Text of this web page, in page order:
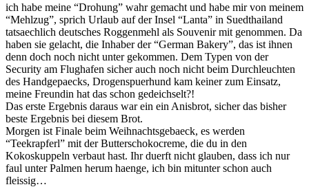
ich habe meine “Drohung” wahr gemacht und habe mir von meinem
“Mehlzug”, sprich Urlaub auf der Insel “Lanta” in Suedthailand
tatsaechlich deutsches Roggenmehl als Souvenir mit genommen. Da
haben sie gelacht, die Inhaber der “German Bakery”, das ist ihnen
denn doch noch nicht unter gekommen. Dem Typen von der
Security am Flughafen sicher auch noch nicht beim Durchleuchten
des Handgepaecks, Drogenspuerhund kam keiner zum Einsatz,
meine Freundin hat das schon gedeichselt?!
Das erste Ergebnis daraus war ein ein Anisbrot, sicher das bisher
beste Ergebnis bei diesem Brot.
Morgen ist Finale beim Weihnachtsgebaeck, es werden
“Teekrapferl” mit der Butterschokocreme, die du in den
Kokoskuppeln verbaut hast. Ihr duerft nicht glauben, dass ich nur
faul unter Palmen herum haenge, ich bin mitunter schon auch
fleissig…